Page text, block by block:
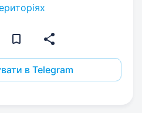
в Telegram